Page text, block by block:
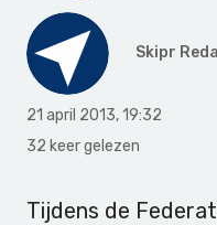
Skipr
21 april 2013,19:32
32 keer gelezen
Tijdens de